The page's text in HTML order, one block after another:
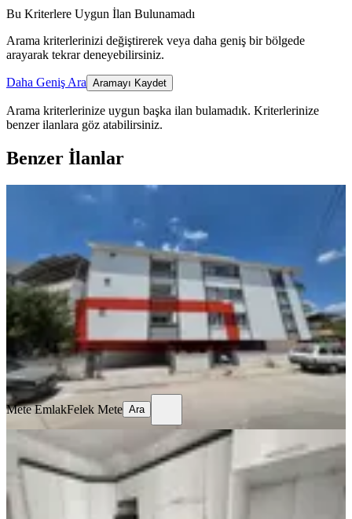
Bu Kriterlere Uygun İlan Bulunamadı
Arama kriterlerinizi değiştirerek veya daha geniş bir bölgede
arayarak tekrar deneyebilirsiniz.
Daha Geniş Ara Aramayı Kaydet
Arama kriterlerinize uygun başka ilan bulamadık. Kriterlerinize
benzer ilanlara göz atabilirsiniz.
Benzer İlanlar
Güzergahında Daire 1+1
Akhisar, Efendi Mahallesi
1+1
50 m²·1. Kat·07.08.2026
15.000 ₺
Mete EmlakFelek Mete
Ara
Mete EmlakFelek Mete Ara
YENİ
Hürriyet Mahallesi'nde 3+1 Ferah
Kiralık Daire
Akhisar, Hürriyet Mahallesi